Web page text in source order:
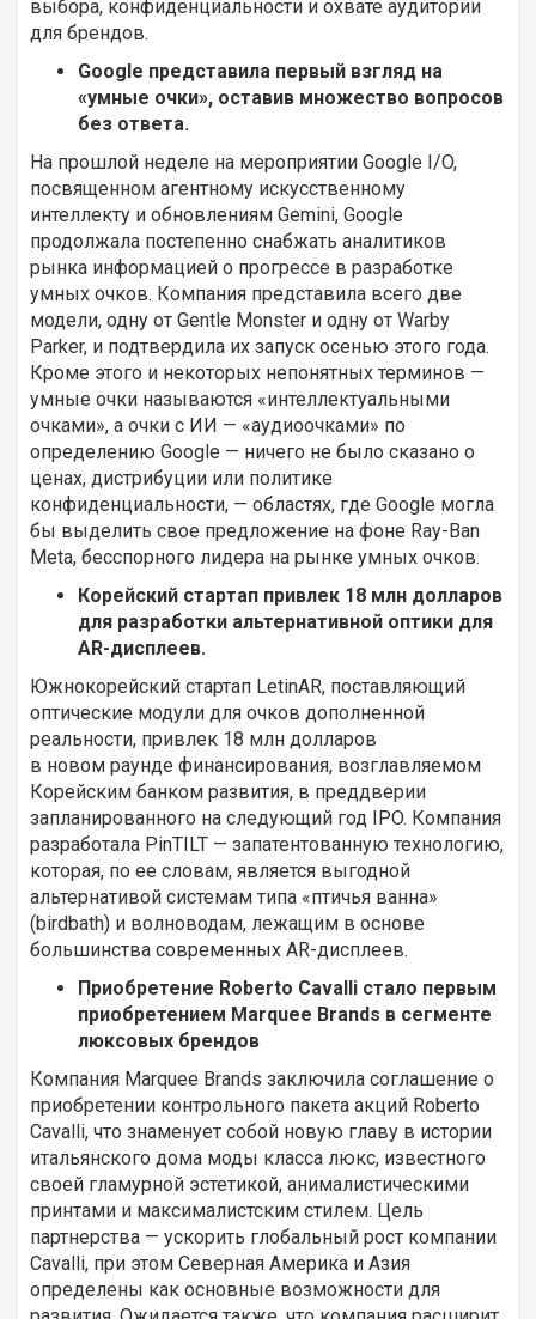
выбора, конфиденциальности и охвате аудитории
для брендов.
Google представила первый взгляд на
«умные очки», оставив множество вопросов
без ответа.
На прошлой неделе на мероприятии Google I/O,
посвященном агентному искусственному
интеллекту и обновлениям Gemini, Google
продолжала постепенно снабжать аналитиков
рынка информацией о прогрессе в разработке
умных очков. Компания представила всего две
модели, одну от Gentle Monster и одну от Warby
Parker, и подтвердила их запуск осенью этого года.
Кроме этого и некоторых непонятных терминов —
умные очки называются «интеллектуальными
очками», а очки с ИИ — «аудиоочками» по
определению Google — ничего не было сказано о
ценах, дистрибуции или политике
конфиденциальности, — областях, где Google могла
бы выделить свое предложение на фоне Ray-Ban
Meta, бесспорного лидера на рынке умных очков.
Корейский стартап привлек 18 млн долларов
для разработки альтернативной оптики для
AR-дисплеев.
Южнокорейский стартап LetinAR, поставляющий
оптические модули для очков дополненной
реальности, привлек 18 млн долларов
в новом раунде финансирования, возглавляемом
Корейским банком развития, в преддверии
запланированного на следующий год IPO. Компания
разработала PinTILT — запатентованную технологию,
которая, по ее словам, является выгодной
альтернативой системам типа «птичья ванна»
(birdbath) и волноводам, лежащим в основе
большинства современных AR-дисплеев.
Приобретение Roberto Cavalli стало первым
приобретением Marquee Brands в сегменте
люксовых брендов
Компания Marquee Brands заключила соглашение о
приобретении контрольного пакета акций Roberto
Cavalli, что знаменует собой новую главу в истории
итальянского дома моды класса люкс, известного
своей гламурной эстетикой, анималистическими
принтами и максималистским стилем. Цель
партнерства — ускорить глобальный рост компании
Cavalli, при этом Северная Америка и Азия
определены как основные возможности для